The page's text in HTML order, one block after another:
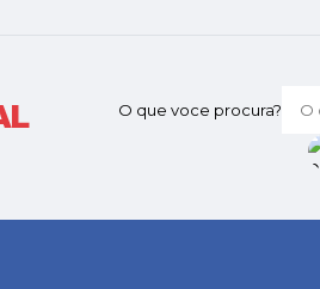
O que voce procura?